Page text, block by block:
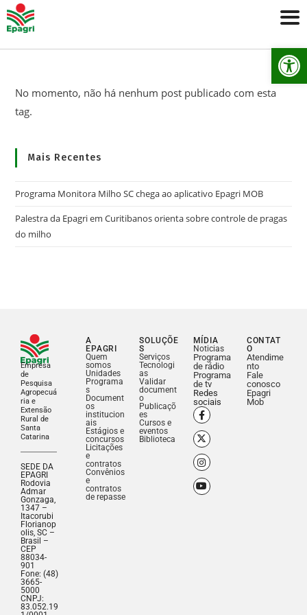
No momento, não há nenhum post publicado com esta
tag.
Mais Recentes
Programa Monitora Milho SC chega ao aplicativo Epagri MOB
Palestra da Epagri em Curitibanos orienta sobre controle de pragas
do milho
Empresa
de
Pesquisa
Agropecuá
ria e
Extensão
Rural de
Santa
Catarina
SEDE DA
EPAGRI
Rodovia
Admar
Gonzaga,
1347 –
Itacorubi
Florianop
olis, SC –
Brasil –
CEP
88034-
901
Fone: (48)
3665-
5000
CNPJ:
83.052.19
A
EPAGRI
Quem
somos
Unidades
Programa
s
Document
os
institucion
ais
Estágios e
concursos
Licitações
e
contratos
Convênios
e
contratos
de repasse
SOLUÇÕE
S
Serviços
Tecnologi
as
Validar
document
o
Publicaçõ
es
Cursos e
eventos
Biblioteca
MÍDIA
Noticias
Programa
de rádio
Programa
de tv
Redes
sociais
CONTAT
O
Atendime
nto
Fale
conosco
Epagri
Mob